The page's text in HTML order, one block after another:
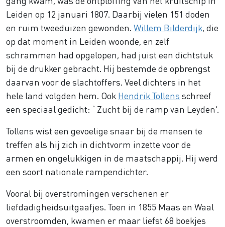
Leiden op 12 januari 1807. Daarbij vielen 151 doden
en ruim tweeduizen gewonden. Willem Bilderdijk , die
op dat moment in Leiden woonde, en zelf
schrammen had opgelopen, had juist een dichtstuk
bij de drukker gebracht. Hij bestemde de opbrengst
daarvan voor de slachtoffers. Veel dichters in het
hele land volgden hem. Ook Hendrik Tollens schreef
een speciaal gedicht: `Zucht bij de ramp van Leyden’.
Tollens wist een gevoelige snaar bij de mensen te
treffen als hij zich in dichtvorm inzette voor de
armen en ongelukkigen in de maatschappij. Hij werd
een soort nationale rampendichter.
Vooral bij overstromingen verschenen er
liefdadigheidsuitgaafjes. Toen in 1855 Maas en Waal
overstroomden, kwamen er maar liefst 68 boekjes